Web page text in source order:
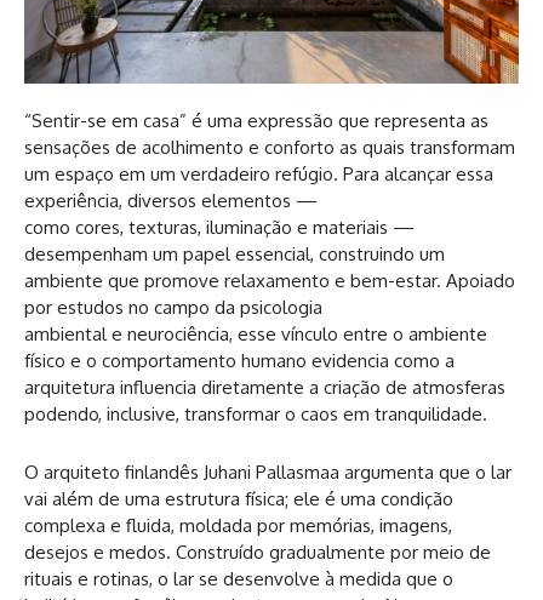
“Sentir-se em casa” é uma expressão que representa as
sensações de acolhimento e conforto as quais transformam
um espaço em um verdadeiro refúgio. Para alcançar essa
experiência, diversos elementos —
como cores, texturas, iluminação e materiais —
desempenham um papel essencial, construindo um
ambiente que promove relaxamento e bem-estar. Apoiado
por estudos no campo da psicologia
ambiental e neurociência, esse vínculo entre o ambiente
físico e o comportamento humano evidencia como a
arquitetura influencia diretamente a criação de atmosferas
podendo, inclusive, transformar o caos em tranquilidade.
O arquiteto finlandês Juhani Pallasmaa argumenta que o lar
vai além de uma estrutura física; ele é uma condição
complexa e fluida, moldada por memórias, imagens,
desejos e medos. Construído gradualmente por meio de
rituais e rotinas, o lar se desenvolve à medida que o